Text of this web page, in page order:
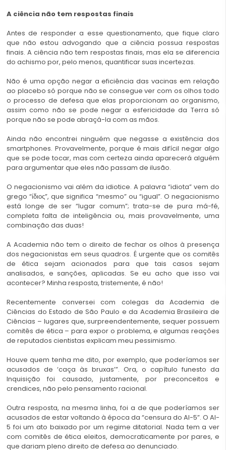
A ciência não tem respostas finais
Antes de responder a esse questionamento, que fique claro
que não estou advogando que a ciência possua respostas
finais. A ciência não tem respostas finais, mas ela se diferencia
do achismo por, pelo menos, quantificar suas incertezas.
Não é uma opção negar a eficiência das vacinas em relação
ao placebo só porque não se consegue ver com os olhos todo
o processo de defesa que elas proporcionam ao organismo,
assim como não se pode negar a esfericidade da Terra só
porque não se pode abraçá-la com as mãos.
Ainda não encontrei ninguém que negasse a existência dos
smartphones. Provavelmente, porque é mais difícil negar algo
que se pode tocar, mas com certeza ainda aparecerá alguém
para argumentar que eles não passam de ilusão.
O negacionismo vai além da idiotice. A palavra “idiota” vem do
grego “ίδιος”, que significa “mesmo” ou “igual”. O negacionismo
está longe de ser “lugar comum”; trata-se de pura má-fé,
completa falta de inteligência ou, mais provavelmente, uma
combinação das duas!
A Academia não tem o direito de fechar os olhos à presença
dos negacionistas em seus quadros. É urgente que os comitês
de ética sejam acionados para que tais casos sejam
analisados, e sanções, aplicadas. Se eu acho que isso vai
acontecer? Minha resposta, tristemente, é não!
Recentemente conversei com colegas da Academia de
Ciências do Estado de São Paulo e da Academia Brasileira de
Ciências – lugares que, surpreendentemente, sequer possuem
comitês de ética – para expor o problema, e algumas reações
de reputados cientistas explicam meu pessimismo.
Houve quem tenha me dito, por exemplo, que poderíamos ser
acusados de ‘caça às bruxas’”. Ora, o capítulo funesto da
Inquisição foi causado, justamente, por preconceitos e
crendices, não pelo pensamento racional.
Outra resposta, na mesma linha, foi a de que poderíamos ser
acusados de estar voltando à época da “censura do AI-5”. O AI-
5 foi um ato baixado por um regime ditatorial. Nada tem a ver
com comitês de ética eleitos, democraticamente por pares, e
que dariam pleno direito de defesa ao denunciado.